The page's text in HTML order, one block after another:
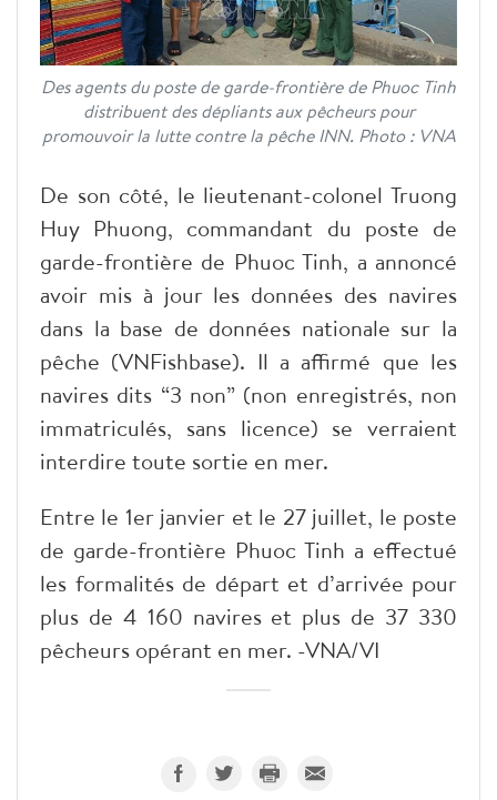
Des agents du poste de garde-frontière de Phuoc Tinh
distribuent des dépliants aux pêcheurs pour
promouvoir la lutte contre la pêche INN. Photo : VNA
De son côté, le lieutenant-colonel Truong
Huy Phuong, commandant du poste de
garde-frontière de Phuoc Tinh, a annoncé
avoir mis à jour les données des navires
dans la base de données nationale sur la
pêche (VNFishbase). Il a affirmé que les
navires dits “3 non” (non enregistrés, non
immatriculés, sans licence) se verraient
interdire toute sortie en mer.
Entre le 1er janvier et le 27 juillet, le poste
de garde-frontière Phuoc Tinh a effectué
les formalités de départ et d’arrivée pour
plus de 4 160 navires et plus de 37 330
pêcheurs opérant en mer. -VNA/VI